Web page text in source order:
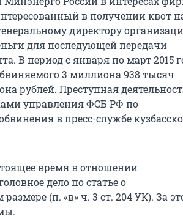
в получении квот
директору
для последующей передачи
В период с января по март 2015
3 миллиона 938 тысяч
рублей. Преступная
управления ФСБ РФ по
в пресс-службе
время в отношении
дело по статье о
(п. «в» ч. 3 ст. 204 УК). За